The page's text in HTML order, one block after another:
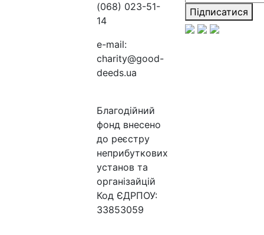
(068) 023-51-
14
e-mail:
charity@good-
deeds.ua
Благодійний
фонд внесено
до реєстру
неприбуткових
установ та
організайцій
Код ЄДРПОУ:
33853059
Підписатися